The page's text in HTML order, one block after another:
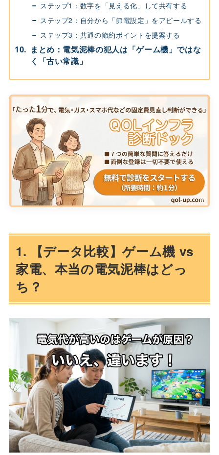
ステップ1：数字を「見える化」して共有する
ステップ2：自分から「節電設定」をアピールする
ステップ3：共通の節約ポイントを提案する
まとめ：電気泥棒の犯人は「ゲーム機」ではな
く「古い常識」
1. 【データ比較】ゲーム機 vs
家電、本当の電気泥棒はどっ
ち？